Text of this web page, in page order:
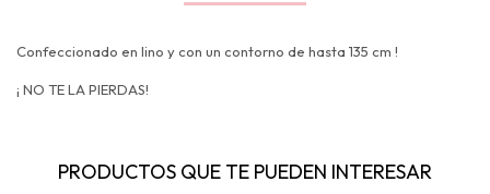
Confeccionado en lino y con un contorno de hasta 135 cm !
¡ NO TE LA PIERDAS!
PRODUCTOS QUE TE PUEDEN INTERESAR